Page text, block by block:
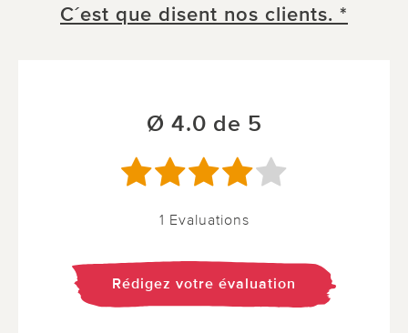
C´est que disent nos clients. *
Ø 4.0 de 5
1 Evaluations
Rédigez votre évaluation